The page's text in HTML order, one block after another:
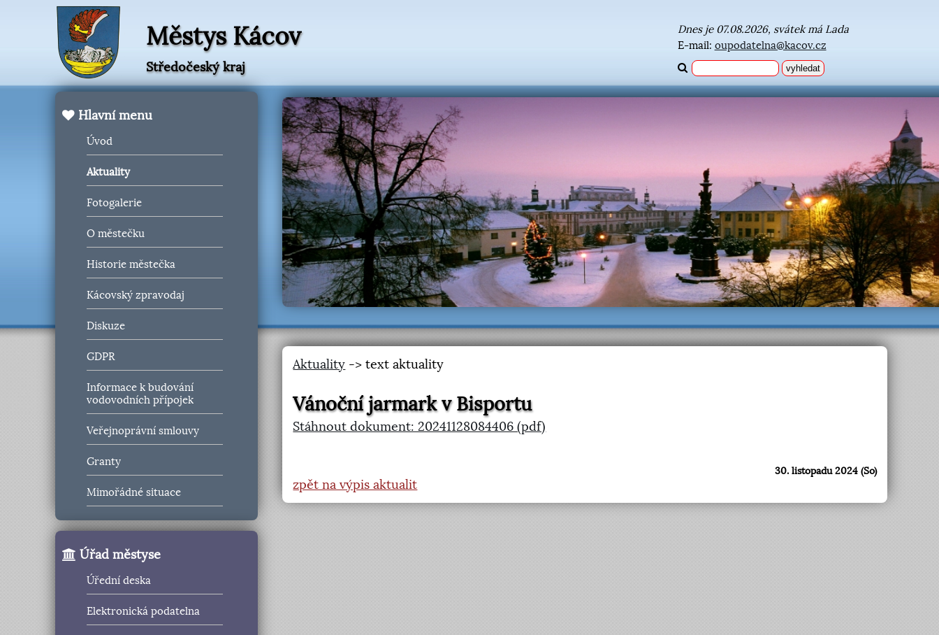
Městys Kácov
Středočeský kraj
Dnes je 07.08.2026, svátek má Lada
E-mail: oupodatelna@kacov.cz
Hlavní menu
Úvod
Aktuality
Fotogalerie
O městečku
Historie městečka
Kácovský zpravodaj
Diskuze
GDPR
Informace k budování
vodovodních přípojek
Veřejnoprávní smlouvy
Granty
Mimořádné situace
Úřad městyse
Úřední deska
Elektronická podatelna
Aktuality -> text aktuality
Vánoční jarmark v Bisportu
Stáhnout dokument: 20241128084406 (pdf)
30. listopadu 2024 (So)
zpět na výpis aktualit